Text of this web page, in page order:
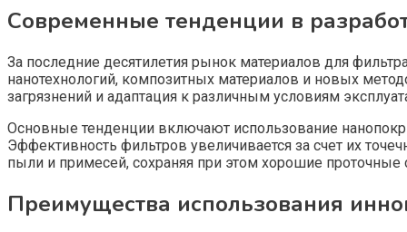
Современные тенденции в
За последние десятилетия рынок материалов для
нанотехнологий, композитных материалов и новых
загрязнений и адаптация к различным условиям
Основные тенденции включают использование
Эффективность фильтров увеличивается за счет их
пыли и примесей, сохраняя при этом хорошие проточные
Преимущества использования